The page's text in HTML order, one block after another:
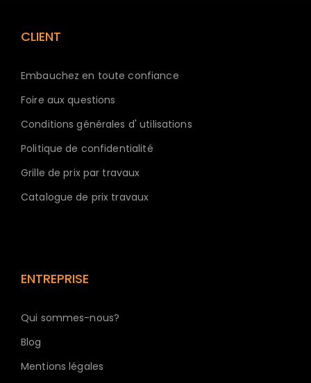
CLIENT
Embauchez en toute confiance
Foire aux questions
Conditions générales d' utilisations
Politique de confidentialité
Grille de prix par travaux
Catalogue de prix travaux
ENTREPRISE
Qui sommes-nous?
Blog
Mentions légales